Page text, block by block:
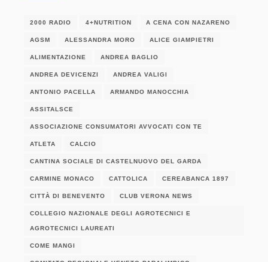
2000 RADIO 4+NUTRITION A CENA CON NAZARENO
AGSM ALESSANDRA MORO ALICE GIAMPIETRI
ALIMENTAZIONE ANDREA BAGLIO
ANDREA DEVICENZI ANDREA VALIGI
ANTONIO PACELLA ARMANDO MANOCCHIA
ASSITALSCE
ASSOCIAZIONE CONSUMATORI AVVOCATI CON TE
ATLETA CALCIO
CANTINA SOCIALE DI CASTELNUOVO DEL GARDA
CARMINE MONACO CATTOLICA CEREABANCA 1897
CITTÀ DI BENEVENTO CLUB VERONA NEWS
COLLEGIO NAZIONALE DEGLI AGROTECNICI E
AGROTECNICI LAUREATI
COME MANGI